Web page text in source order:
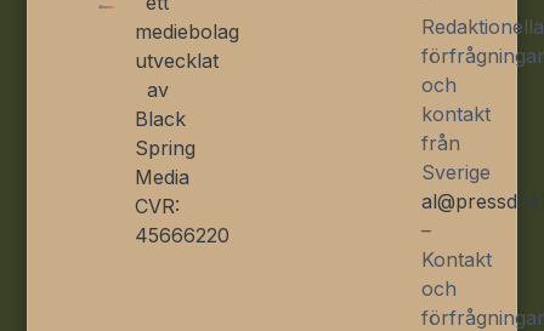
mediebolag
utvecklat
av
Black
Spring
Media
CVR:
45666220
Redaktionella
förfrågningar
och
kontakt
från
Sverige
–
Kontakt
och
förfrågningar